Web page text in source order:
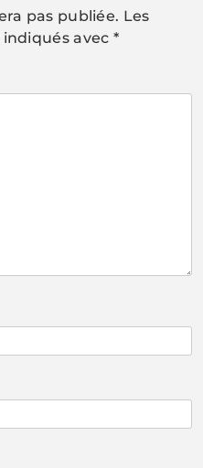
pas publiée. Les
avec *